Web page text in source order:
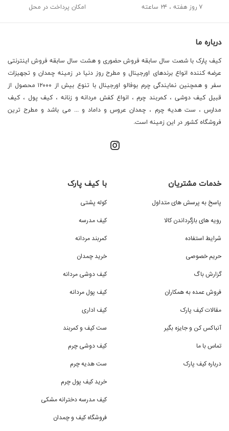
۷ روز هفته ، ۲۴ ساعته امکان پرداخت در محل
درباره ما
کیف پارک با شصت سال سابقه فروش حضوری و هشت سال سابقه فروش اینترنتی
عرضه کننده انواع برندهای اورجینال و مطرح روز دنیا در زمینه چمدان و تجهیزات
سفر و همچنین نمایندگی چرم بوفالو اورجینال با تنوع بیش از ۱۲۰۰۰ محصول از
قبیل کیف دوشی ، کمربند چرم ، انواع کفش مردانه و زنانه ، کیف پول ، کیف
مدارس ، ست هدیه چرم ، چمدان عروس و داماد و ... می باشد و مطرح ترین
فروشگاه کشور در این زمینه است.
خدمات مشتریان
پاسخ به پرسش های متداول
رویه های بازگرداندن کالا
شرایط استفاده
حریم خصوصی
گزارش باگ
فروش عمده به همکاران
مقالات کیف پارک
آنباکس کن و جایزه بگیر
تماس با ما
درباره کیف پارک
با کیف پارک
کوله پشتی
کیف مدرسه
کمربند مردانه
خرید چمدان
کیف دوشی مردانه
کیف پول مردانه
کیف اداری
ست کیف و کمربند
کیف دوشی چرم
ست هدیه چرم
خرید کیف پول چرم
کیف مدرسه دخترانه مشکی
فروشگاه کیف و چمدان